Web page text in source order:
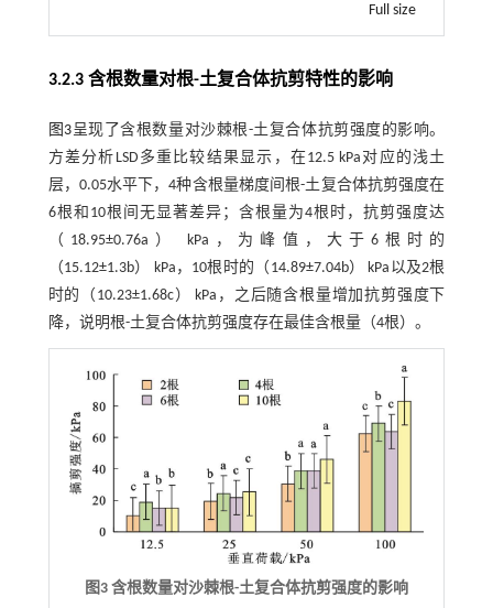
Full size
3.2.3 含根数量对根-土复合体抗剪特性的影响
图3呈现了含根数量对沙棘根-土复合体抗剪强度的影响。
方差分析LSD多重比较结果显示，在12.5 kPa对应的浅土
层，0.05水平下，4种含根量梯度间根-土复合体抗剪强度在
6根和10根间无显著差异；含根量为4根时，抗剪强度达
（18.95±0.76a） kPa，为峰值，大于6根时的
（15.12±1.3b） kPa，10根时的（14.89±7.04b） kPa以及2根
时的（10.23±1.68c） kPa，之后随含根量增加抗剪强度下
降，说明根-土复合体抗剪强度存在最佳含根量（4根）。
图3 含根数量对沙棘根-土复合体抗剪强度的影响